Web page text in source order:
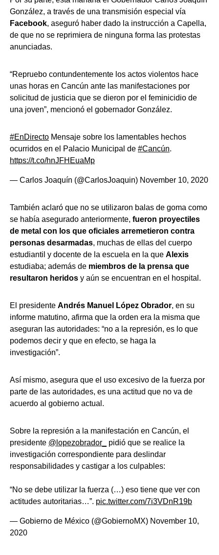
González, a través de una transmisión especial vía
Facebook, aseguró haber dado la instrucción a Capella,
de que no se reprimiera de ninguna forma las protestas
anunciadas.
“Repruebo contundentemente los actos violentos hace
unas horas en Cancún ante las manifestaciones por
solicitud de justicia que se dieron por el feminicidio de
una joven”, mencionó el gobernador González.
#EnDirecto Mensaje sobre los lamentables hechos
ocurridos en el Palacio Municipal de #Cancún.
https://t.co/hnJFHEuaMp
— Carlos Joaquín (@CarlosJoaquin) November 10, 2020
También aclaró que no se utilizaron balas de goma como
se había asegurado anteriormente, fueron proyectiles
de metal con los que oficiales arremetieron contra
personas desarmadas, muchas de ellas del cuerpo
estudiantil y docente de la escuela en la que Alexis
estudiaba; además de miembros de la prensa que
resultaron heridos y aún se encuentran en el hospital.
El presidente Andrés Manuel López Obrador, en su
informe matutino, afirma que la orden era la misma que
aseguran las autoridades: “no a la represión, es lo que
podemos decir y que en efecto, se haga la
investigación”.
Así mismo, asegura que el uso excesivo de la fuerza por
parte de las autoridades, es una actitud que no va de
acuerdo al gobierno actual.
Sobre la represión a la manifestación en Cancún, el
presidente @lopezobrador_
pidió que se realice la
investigación correspondiente para deslindar
responsabilidades y castigar a los culpables:
“No se debe utilizar la fuerza (…) eso tiene que ver con
actitudes autoritarias…”. pic.twitter.com/7i3VDnR19b
— Gobierno de México (@GobiernoMX) November 10,
2020